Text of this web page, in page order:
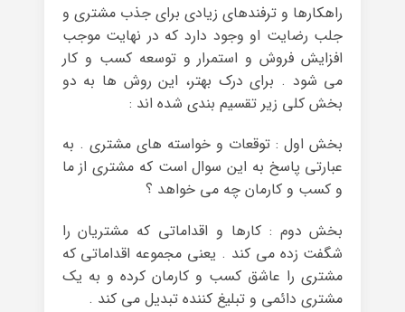
راهکارها و ترفندهای زیادی برای جذب مشتری و
جلب رضایت او وجود دارد که در نهایت موجب
افزایش فروش و استمرار و توسعه کسب و کار
می شود . برای درک بهتر، این روش ها به دو
بخش کلی زیر تقسیم بندی شده اند :
بخش اول : توقعات و خواسته های مشتری . به
عبارتی پاسخ به این سوال است که مشتری از ما
و کسب و کارمان چه می خواهد ؟
بخش دوم : کارها و اقداماتی که مشتریان را
شگفت زده می کند . یعنی مجموعه اقداماتی که
مشتری را عاشق کسب و کارمان کرده و به یک
مشتری دائمی و تبلیغ کننده تبدیل می کند .